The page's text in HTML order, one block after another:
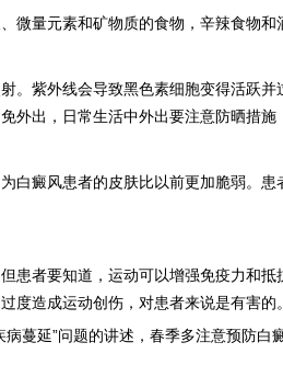
量元素和矿物质的食物，辛辣食物和
紫外线会导致黑色素细胞变得活跃并
出，日常生活中外出要注意防晒措施
癜风患者的皮肤比以前更加脆弱。患
者要知道，运动可以增强免疫力和抵
度造成运动创伤，对患者来说是有害的。
蔓延”问题的讲述，春季多注意预防白